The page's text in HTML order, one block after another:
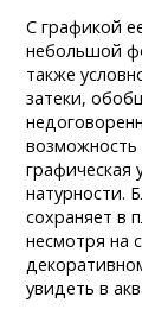
С графикой
небольшой
также
затеки,
возможность
графическая
натурности.
сохраняет в
несмотря на
увидеть в